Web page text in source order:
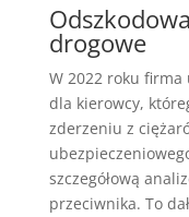
drogowe
W 2022 roku firma
dla kierowcy,
zderzeniu z
szczegółową
przeciwnika. To